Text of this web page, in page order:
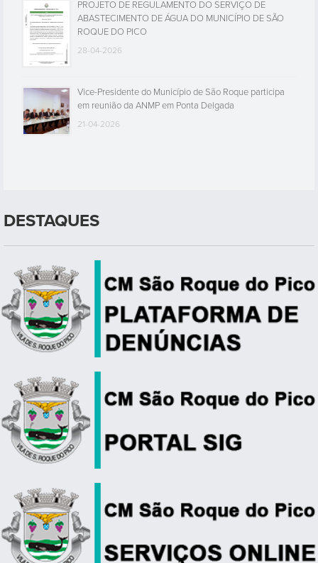
PROJETO DE REGULAMENTO DO SERVIÇO DE
ABASTECIMENTO DE ÁGUA DO MUNICÍPIO DE SÃO
ROQUE DO PICO
28-04-2026
Vice-Presidente do Município de São Roque participa
em reunião da ANMP em Ponta Delgada
21-04-2026
DESTAQUES